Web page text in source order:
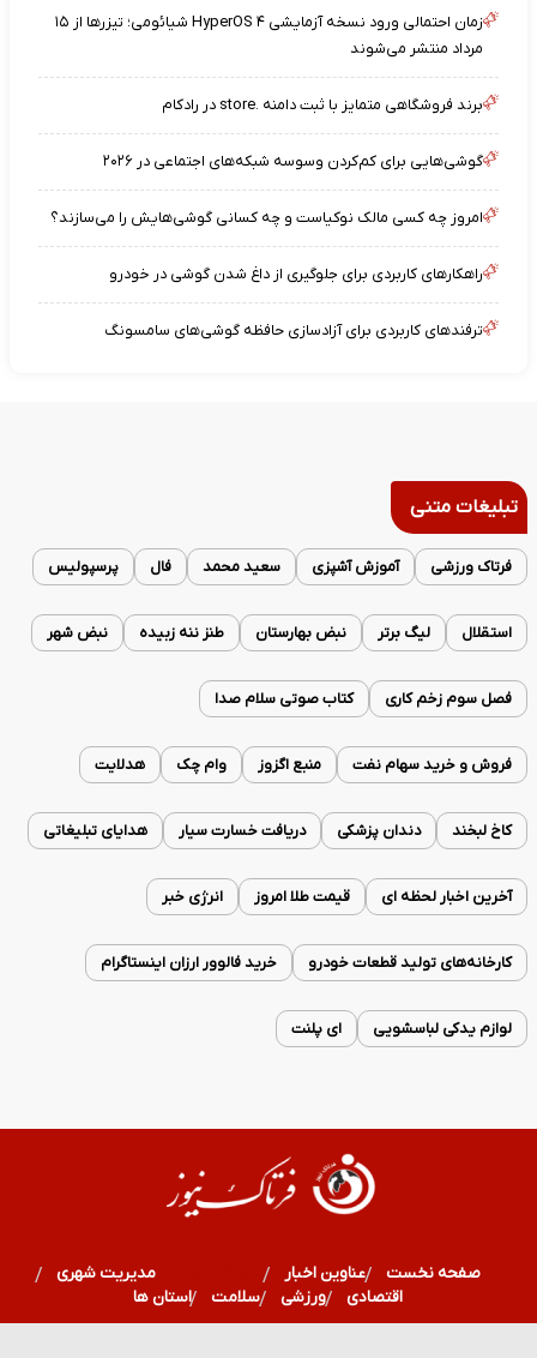
زمان احتمالی ورود نسخه آزمایشی HyperOS ۴ شیائومی؛ تیزرها از ۱۵
مرداد منتشر می‌شوند
برند فروشگاهی متمایز با ثبت دامنه .store در رادکام
گوشی‌هایی برای کم‌کردن وسوسه شبکه‌های اجتماعی در ۲۰۲۶
امروز چه کسی مالک نوکیاست و چه کسانی گوشی‌هایش را می‌سازند؟
راهکارهای کاربردی برای جلوگیری از داغ شدن گوشی در خودرو
ترفندهای کاربردی برای آزادسازی حافظه گوشی‌های سامسونگ
تبلیغات متنی
فرتاک ورزشی آموزش آشپزی سعید محمد فال پرسپولیس
استقلال لیگ برتر نبض بهارستان طنز ننه زبیده نبض شهر
فصل سوم زخم کاری کتاب صوتی سلام صدا
فروش و خرید سهام نفت منبع اگزوز وام چک هدلایت
کاخ لبخند دندان پزشکی دریافت خسارت سیار هدایای تبلیغاتی
آخرین اخبار لحظه ای قیمت طلا امروز انرژی خبر
کارخانه‌های تولید قطعات خودرو خرید فالوور ارزان اینستاگرام
لوازم یدکی لباسشویی ای پلنت
صفحه نخست عناوین اخبار فرهنگ و هنر
مدیریت شهری
اقتصادی
ورزشی سلامت استان ها